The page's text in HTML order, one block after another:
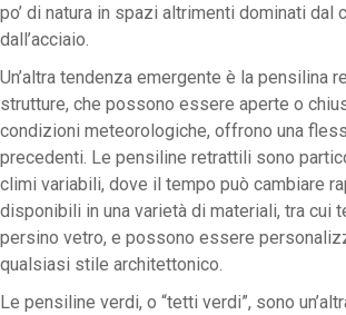
po’ di natura in spazi altrimenti dominati dal
dall’acciaio.
Un’altra tendenza emergente è la pensilina
strutture, che possono essere aperte o
condizioni meteorologiche, offrono una
precedenti. Le pensiline retrattili sono
climi variabili, dove il tempo può cambiare
disponibili in una varietà di materiali, tra cui
persino vetro, e possono essere
qualsiasi stile architettonico.
Le pensiline verdi, o “tetti verdi”, sono